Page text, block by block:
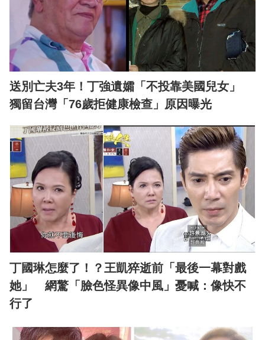
送別亡夫3年！丁強遺孀「不投靠美國兒女」
獨留台灣「76歲拒健康檢查」原因曝光
丁國琳怎麼了！？王凱猝逝前「最後一幕對戲
她」 網驚「臉色怪異像中風」憂喊：像快不
行了